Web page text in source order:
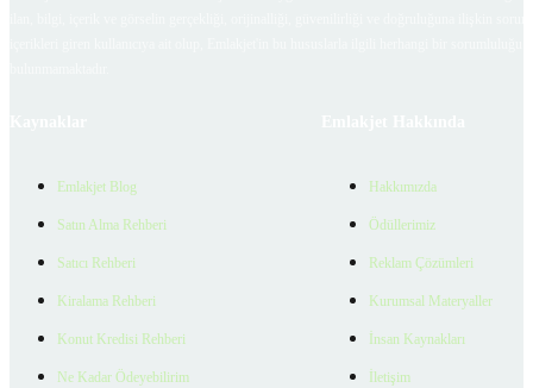
Emlakjet Blog
Satın Alma Rehberi
Satıcı Rehberi
Kiralama Rehberi
Konut Kredisi Rehberi
Ne Kadar Ödeyebilirim
Hakkımızda
Ödüllerimiz
Reklam Çözümleri
Kurumsal Materyaller
İnsan Kaynakları
İletişim